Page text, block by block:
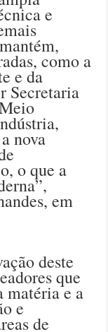
e
como a
e da
Secretaria
nova
o que a
em
deste
que
matéria e a
e
de